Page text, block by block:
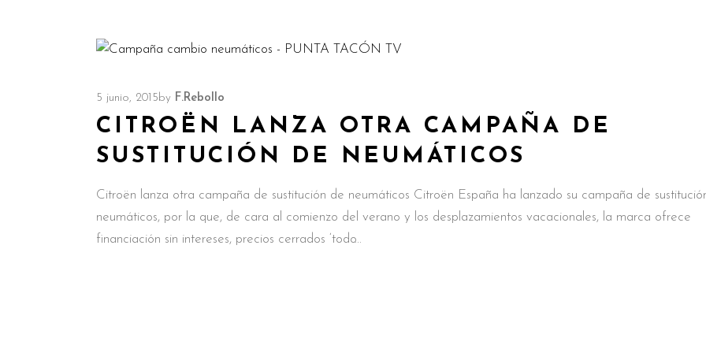
5 junio, 2015by F.Rebollo
CITROËN LANZA OTRA CAMPAÑA DE
SUSTITUCIÓN DE NEUMÁTICOS
Citroën lanza otra campaña de sustitución de neumáticos Citroën España ha lanzado su campaña de
neumáticos, por la que, de cara al comienzo del verano y los desplazamientos vacacionales, la marca ofrece
financiación sin intereses, precios cerrados ‘todo